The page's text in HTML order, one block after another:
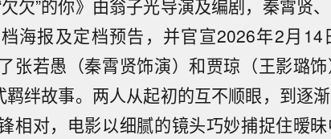
欠”的你》由翁子光导演及编剧，秦霄贤、
海报及定档预告，并官宣2026年2月14
张若愚（秦霄贤饰演）和贾琼（王影璐
羁绊故事。两人从起初的互不顺眼，到逐
相对，电影以细腻的镜头巧妙捕捉住暧